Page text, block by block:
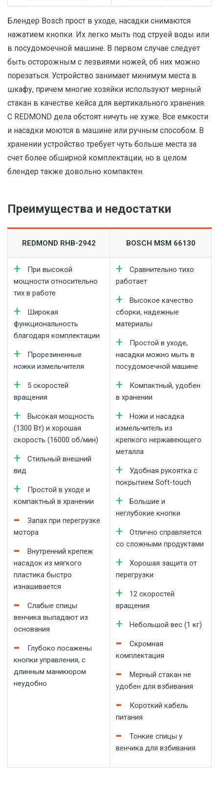
Блендер Bosch прост в уходе, насадки снимаются
нажатием кнопки. Их легко мыть под струей воды или
в посудомоечной машине. В первом случае следует
быть осторожным с лезвиями ножей, об них можно
порезаться. Устройство занимает минимум места в
шкафу, причем многие хозяйки используют мерный
стакан в качестве кейса для вертикального хранения.
С REDMOND дела обстоят ничуть не хуже. Все емкости
и насадки моются в машине или ручным способом. В
хранении устройство требует чуть больше места за
счет более обширной комплектации, но в целом
блендер также довольно компактен.
Преимущества и недостатки
REDMOND RHB-2942 BOSCH MSM 66130
При высокой
мощности относительно
тих в работе
Широкая
функциональность
благодаря комплектации
Прорезиненные
ножки измельчителя
5 скоростей
вращения
Высокая мощность
(1300 Вт) и хорошая
скорость (16000 об/мин)
Стильный внешний
вид
Простой в уходе и
компактный в хранении
Запах при перегрузке
мотора
Внутренний крепеж
насадок из мягкого
пластика быстро
изнашивается
Слабые спицы
венчика выпадают из
основания
Глубоко посажены
кнопки управления, с
длинным маникюром
неудобно
Сравнительно тихо
работает
Высокое качество
сборки, надежные
материалы
Простой в уходе,
насадки можно мыть в
посудомоечной машине
Компактный, удобен
в хранении
Ножи и насадка
измельчитель из
крепкого нержавеющего
металла
Удобная рукоятка с
покрытием Soft-touch
Большие и
неглубокие кнопки
Отлично справляется
со сложными продуктами
Хорошая защита от
перегрузки
12 скоростей
вращения
Небольшой вес (1 кг)
Скромная
комплектация
Мерный стакан не
удобен для взбивания
Короткий кабель
питания
Тонкие спицы у
венчика для взбивания